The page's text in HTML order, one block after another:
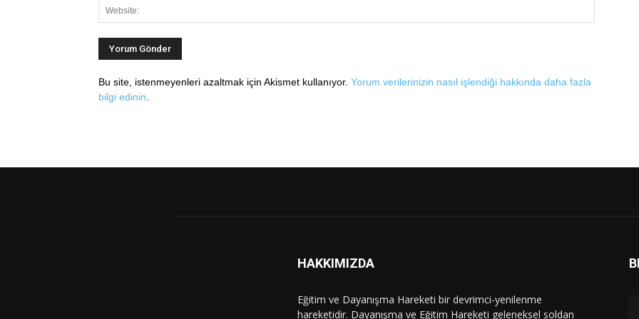
Bu site, istenmeyenleri azaltmak için Akismet kullanıyor. Yorum verilerinizin nasıl işlendiği hakkında daha fazla
bilgi edinin
HAKKIMIZDA
Eğitim ve Dayanışma Hareketi bir devrimci-yenilenme
hareketidir. Dayanışma ve Eğitim Hareketi geleneksel soldan